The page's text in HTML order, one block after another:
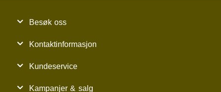
Besøk oss
Kontaktinformasjon
Kundeservice
Kampanjer & salg